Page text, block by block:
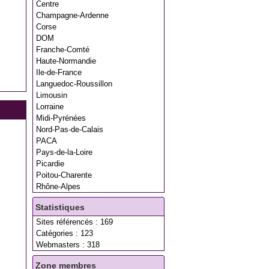
Centre
Champagne-Ardenne
Corse
DOM
Franche-Comté
Haute-Normandie
Ile-de-France
Languedoc-Roussillon
Limousin
Lorraine
Midi-Pyrénées
Nord-Pas-de-Calais
PACA
Pays-de-la-Loire
Picardie
Poitou-Charente
Rhône-Alpes
Statistiques
Sites référencés : 169
Catégories : 123
Webmasters : 318
Zone membres